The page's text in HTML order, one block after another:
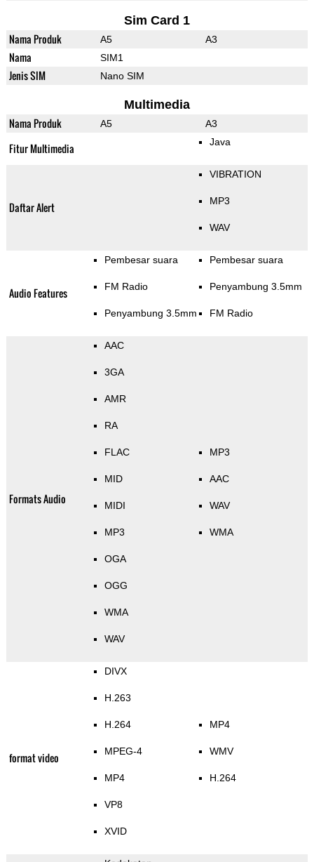
Sim Card 1
Nama Produk A5 A3
Nama SIM1
Jenis SIM Nano SIM
Multimedia
Nama Produk A5 A3
Fitur Multimedia Java
Daftar Alert
VIBRATION
MP3
WAV
Audio Features
Pembesar suara
FM Radio
Penyambung 3.5mm
Pembesar suara
Penyambung 3.5mm
FM Radio
Formats Audio
AAC
3GA
AMR
RA
FLAC
MID
MIDI
MP3
OGA
OGG
WMA
WAV
MP3
AAC
WAV
WMA
format video
DIVX
H.263
H.264
MPEG-4
MP4
VP8
XVID
MP4
WMV
H.264